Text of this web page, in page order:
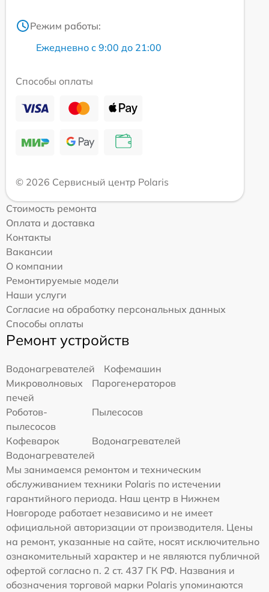
Режим работы:
Ежедневно с 9:00 до 21:00
Способы оплаты
© 2026 Сервисный центр Polaris
Стоимость ремонта
Оплата и доставка
Контакты
Вакансии
О компании
Ремонтируемые модели
Наши услуги
Согласие на обработку персональных данных
Способы оплаты
Ремонт устройств
Водонагревателей
Кофемашин
Микроволновых
печей
Парогенераторов
Роботов-
пылесосов
Пылесосов
Кофеварок
Водонагревателей
Водонагревателей
Мы занимаемся ремонтом и техническим
обслуживанием техники Polaris по истечении
гарантийного периода. Наш центр в Нижнем
Новгороде работает независимо и не имеет
официальной авторизации от производителя. Цены
на ремонт, указанные на сайте, носят исключительно
ознакомительный характер и не являются публичной
офертой согласно п. 2 ст. 437 ГК РФ. Названия и
обозначения торговой марки Polaris упоминаются